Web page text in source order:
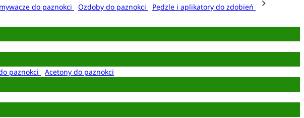
do paznokci Ozdoby do paznokci
Pędzle i aplikatory do zdobień
paznokci
Acetony do paznokci